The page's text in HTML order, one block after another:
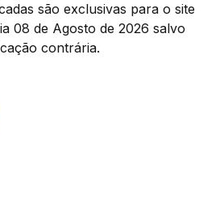
são exclusivas para o site
08 de Agosto de 2026 salvo
contrária.